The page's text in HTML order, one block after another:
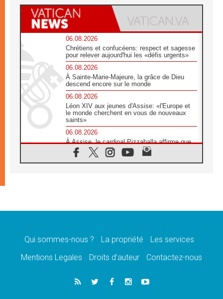
06.08.2026
Chrétiens et confucéens: respect et sagesse
pour relever aujourd'hui les «défis urgents»
06.08.2026
À Sainte-Marie-Majeure, la grâce de Dieu
descend encore sur le monde
06.08.2026
Léon XIV aux jeunes d'Assise: «l'Europe et
le monde cherchent en vous de nouveaux
saints»
06.08.2026
À Assise, le cardinal Pizzaballa affirme que
«les chrétiens veulent la paix»
06.08.2026
message de paix et de dignité humaine»
«La visite du Pape en Uruguay renforcera
05.08.2026
Le nonce en Ukraine: «Il est inquiétant
Qui sommes-nous ? La propriété
Les services
Mentions Legales
Droits d’auteur Contactez-nous